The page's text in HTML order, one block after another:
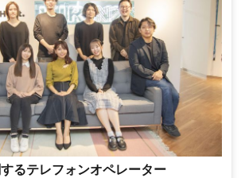
るテレフォンオペレーター